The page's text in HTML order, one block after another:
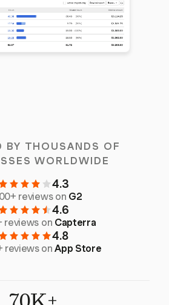
BY THOUSANDS OF
WORLDWIDE
4.3
reviews on G2
4.6
reviews on Capterra
4.8
reviews onApp Store